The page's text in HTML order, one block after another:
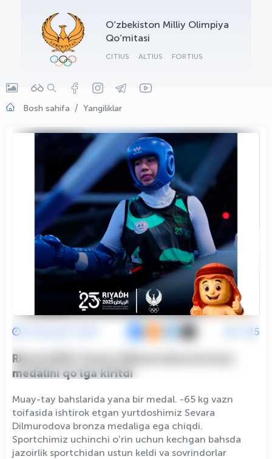
O‘zbekiston Milliy Olimpiya
Qo‘mitasi
CITIUS ALTIUS FORTIUS
Bosh sahifa Yangiliklar
925
Riyod-2025: Sevara Dilmurodova bronza
medalini qoʻlga kiritdi
Muay-tay bahslarida yana bir medal. -65 kg vazn
toifasida ishtirok etgan yurtdoshimiz Sevara
Dilmurodova bronza medaliga ega chiqdi.
Sportchimiz uchinchi oʻrin uchun kechgan bahsda
jazoirlik sportchidan ustun keldi va sovrindorlar
OLYMPCHIK AI - yordamchi
Onlayn · olympic.uz